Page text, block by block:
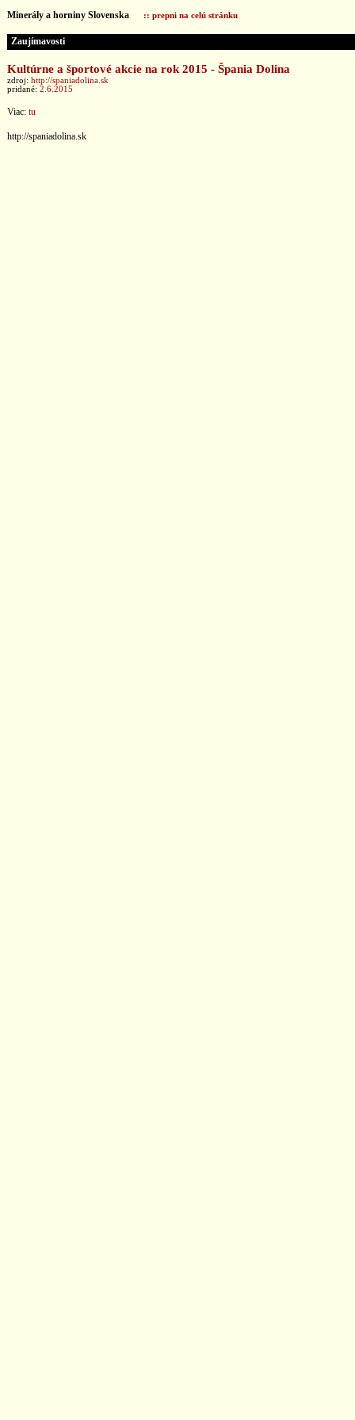
Minerály a horniny Slovenska :: prepni na celú stránku
Zaujímavosti
Kultúrne a športové akcie na rok 2015 - Špania Dolina
zdroj: http://spaniadolina.sk
pridané: 2.6.2015
Viac: tu
http://spaniadolina.sk